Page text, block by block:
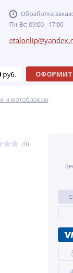
Обработка
Пн-Вс: 09:00 - 17:00
руб.
и мотоблокам
(0)